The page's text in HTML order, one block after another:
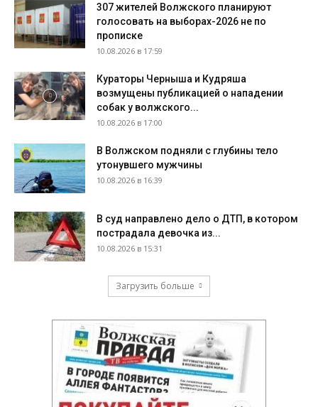
307 жителей Волжского планируют
голосовать на выборах-2026 не по
прописке
10.08.2026 в 17:59
Кураторы Черныша и Кудряша
возмущены публикацией о нападении
собак у волжского...
10.08.2026 в 17:00
В Волжском подняли с глубины тело
утонувшего мужчины
10.08.2026 в 16:39
В суд направлено дело о ДТП, в котором
пострадала девочка из...
10.08.2026 в 15:31
Загрузить больше